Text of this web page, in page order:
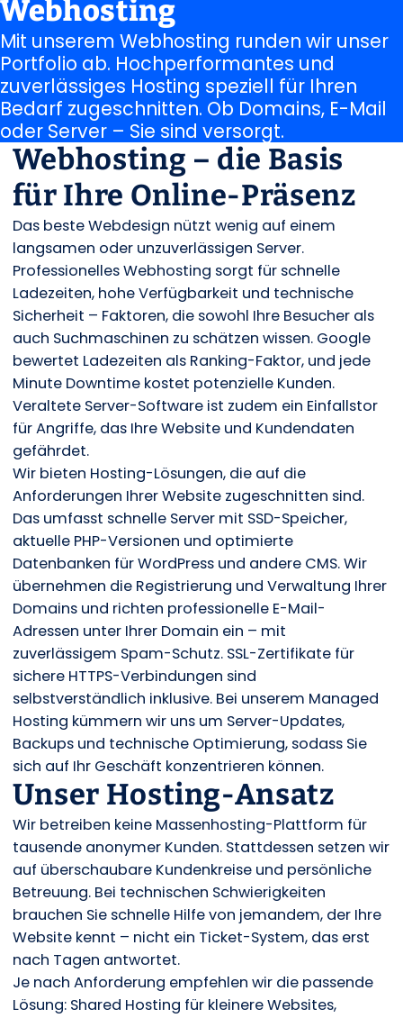
Webhosting
Mit unserem Webhosting runden wir unser
Portfolio ab. Hochperformantes und
zuverlässiges Hosting speziell für Ihren
Bedarf zugeschnitten. Ob Domains, E-Mail
oder Server – Sie sind versorgt.
Webhosting – die Basis
für Ihre Online-Präsenz
Das beste Webdesign nützt wenig auf einem
langsamen oder unzuverlässigen Server.
Professionelles Webhosting sorgt für schnelle
Ladezeiten, hohe Verfügbarkeit und technische
Sicherheit – Faktoren, die sowohl Ihre Besucher als
auch Suchmaschinen zu schätzen wissen. Google
bewertet Ladezeiten als Ranking-Faktor, und jede
Minute Downtime kostet potenzielle Kunden.
Veraltete Server-Software ist zudem ein Einfallstor
für Angriffe, das Ihre Website und Kundendaten
gefährdet.
Wir bieten Hosting-Lösungen, die auf die
Anforderungen Ihrer Website zugeschnitten sind.
Das umfasst schnelle Server mit SSD-Speicher,
aktuelle PHP-Versionen und optimierte
Datenbanken für WordPress und andere CMS. Wir
übernehmen die Registrierung und Verwaltung Ihrer
Domains und richten professionelle E-Mail-
Adressen unter Ihrer Domain ein – mit
zuverlässigem Spam-Schutz. SSL-Zertifikate für
sichere HTTPS-Verbindungen sind
selbstverständlich inklusive. Bei unserem Managed
Hosting kümmern wir uns um Server-Updates,
Backups und technische Optimierung, sodass Sie
sich auf Ihr Geschäft konzentrieren können.
Unser Hosting-Ansatz
Wir betreiben keine Massenhosting-Plattform für
tausende anonymer Kunden. Stattdessen setzen wir
auf überschaubare Kundenkreise und persönliche
Betreuung. Bei technischen Schwierigkeiten
brauchen Sie schnelle Hilfe von jemandem, der Ihre
Website kennt – nicht ein Ticket-System, das erst
nach Tagen antwortet.
Je nach Anforderung empfehlen wir die passende
Lösung: Shared Hosting für kleinere Websites,